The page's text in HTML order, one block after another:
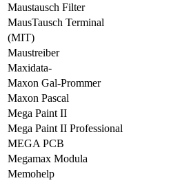
Maustausch Filter
MausTausch Terminal
(MIT)
Maustreiber
Maxidata-
Maxon Gal-Prommer
Maxon Pascal
Mega Paint II
Mega Paint II Professional
MEGA PCB
Megamax Modula
Memohelp